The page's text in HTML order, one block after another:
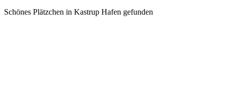
Schönes Plätzchen in Kastrup Hafen gefunden